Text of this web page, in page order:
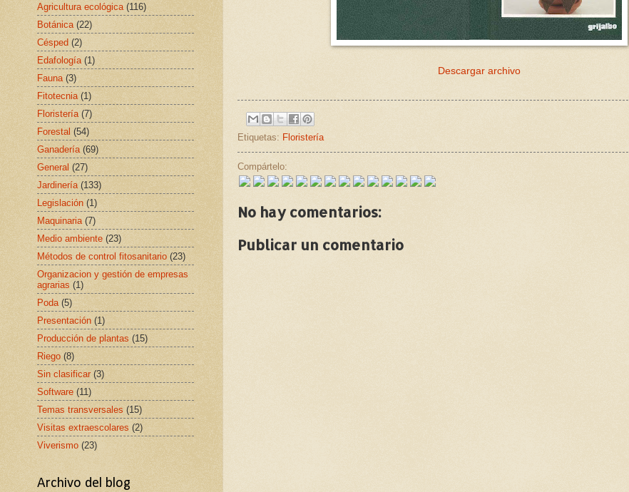
Descargar archivo
Etiquetas: Floristería
Compártelo:
No hay comentarios:
Publicar un comentario
Agricultura ecológica (116)
Botánica (22)
Césped (2)
Edafología (1)
Fauna (3)
Fitotecnia (1)
Floristería (7)
Forestal (54)
Ganadería (69)
General (27)
Jardinería (133)
Legislación (1)
Maquinaria (7)
Medio ambiente (23)
Métodos de control fitosanitario (23)
Organizacion y gestión de empresas
agrarias (1)
Poda (5)
Presentación (1)
Producción de plantas (15)
Riego (8)
Sin clasificar (3)
Software (11)
Temas transversales (15)
Visitas extraescolares (2)
Viverismo (23)
Archivo del blog